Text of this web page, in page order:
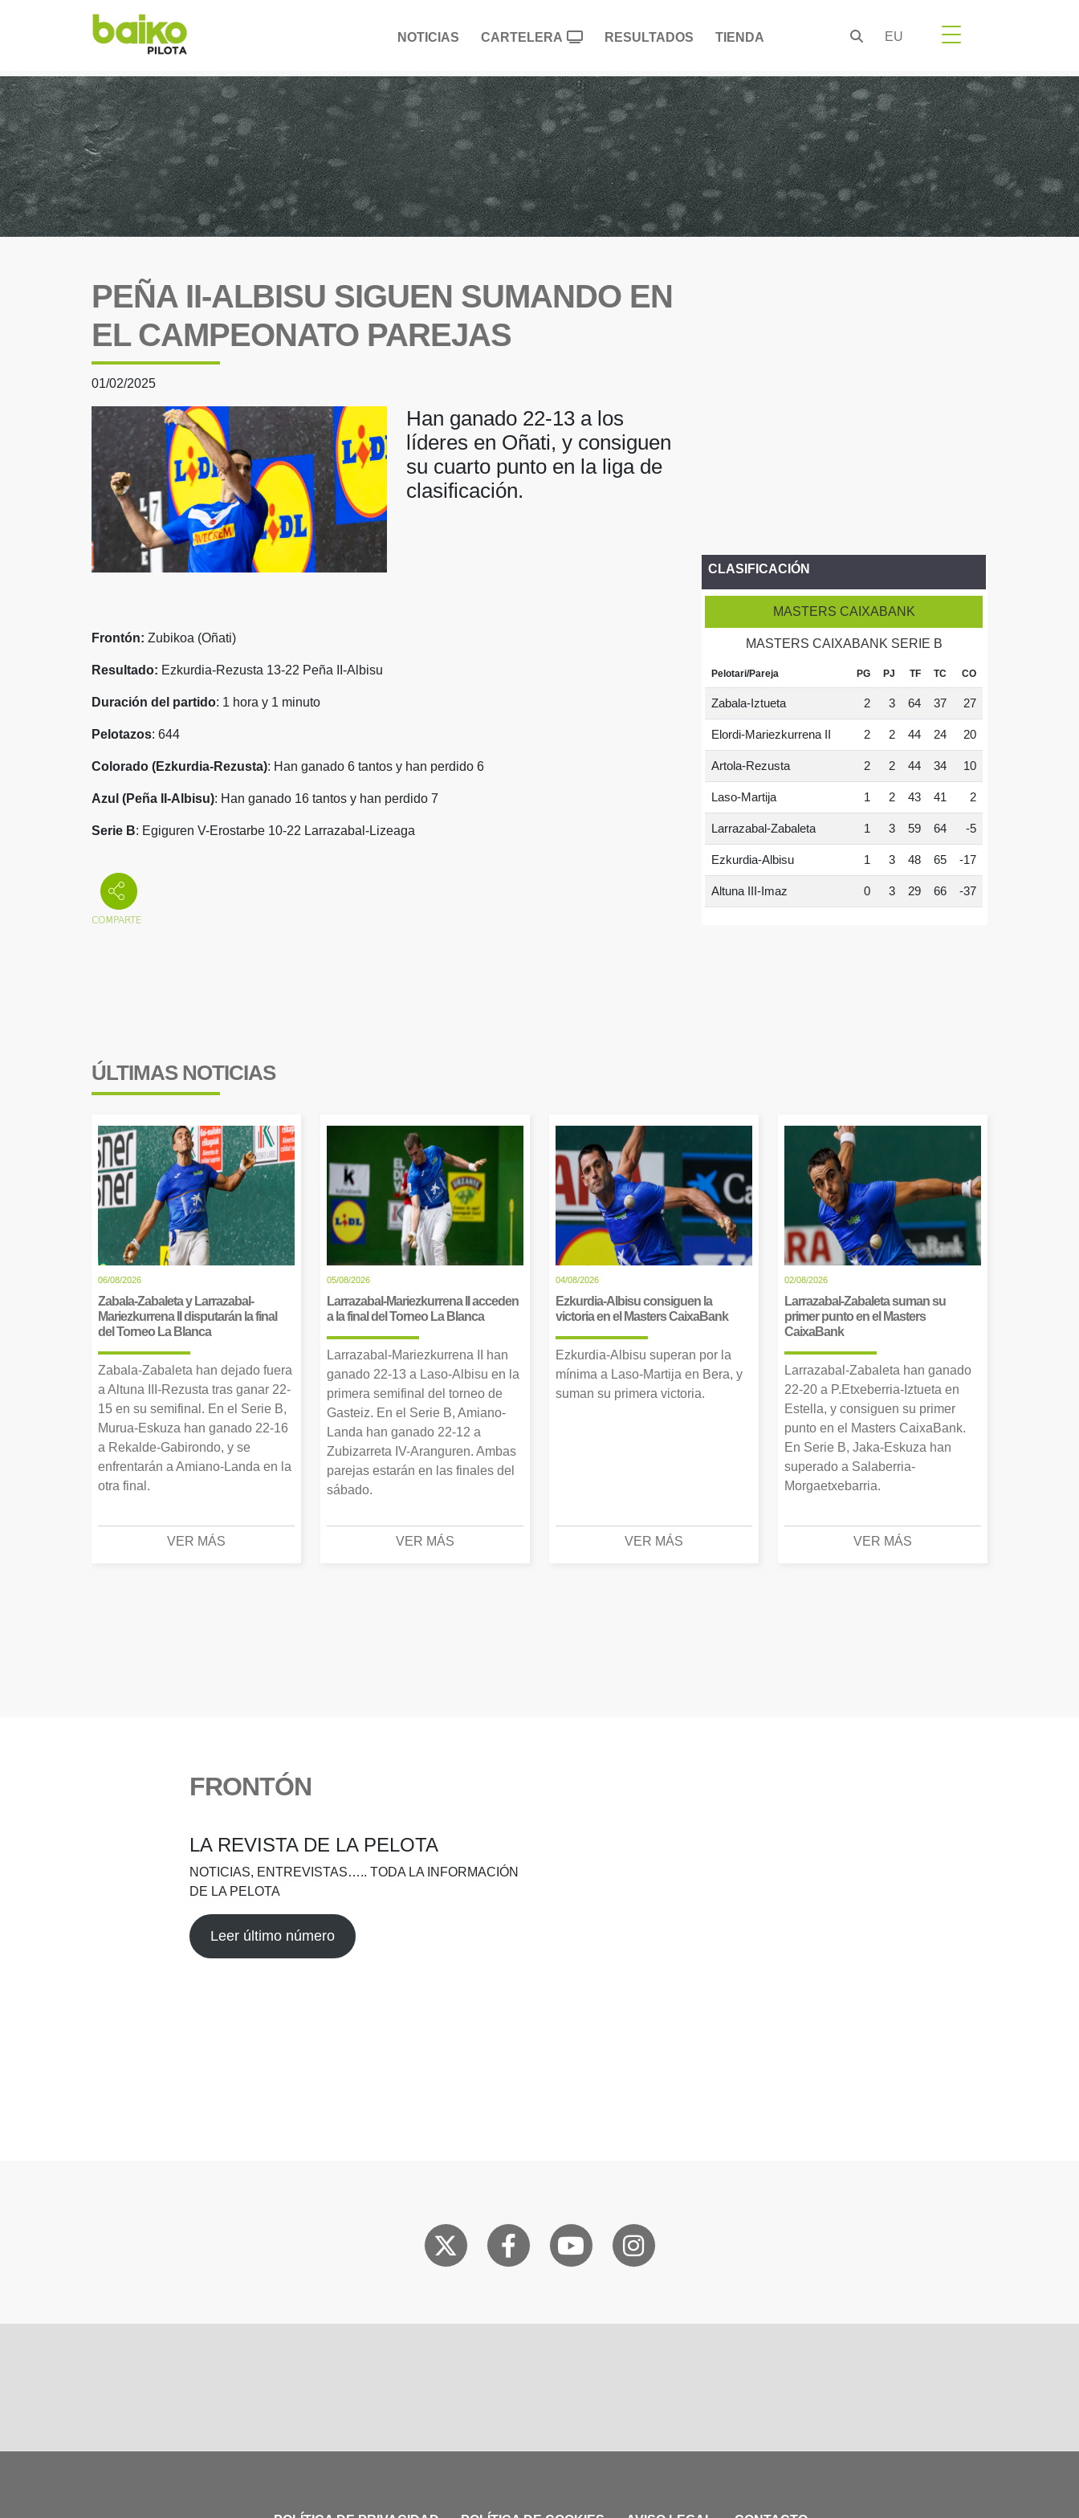
NOTICIAS CARTELERA RESULTADOS TIENDA EU
PEÑA II-ALBISU SIGUEN SUMANDO EN
EL CAMPEONATO PAREJAS
01/02/2025
Han ganado 22-13 a los
líderes en Oñati, y consiguen
su cuarto punto en la liga de
clasificación.
Frontón: Zubikoa (Oñati)
Resultado: Ezkurdia-Rezusta 13-22 Peña II-Albisu
Duración del partido: 1 hora y 1 minuto
Pelotazos: 644
Colorado (Ezkurdia-Rezusta): Han ganado 6 tantos y han perdido 6
Azul (Peña II-Albisu): Han ganado 16 tantos y han perdido 7
Serie B: Egiguren V-Erostarbe 10-22 Larrazabal-Lizeaga
CLASIFICACIÓN
MASTERS CAIXABANK
MASTERS CAIXABANK SERIE B
Pelotari/Pareja PG PJ TF TC CO
Zabala-Iztueta 2 3 64 37 27
Elordi-Mariezkurrena II 2 2 44 24 20
Artola-Rezusta 2 2 44 34 10
Laso-Martija 1 2 43 41 2
Larrazabal-Zabaleta 1 3 59 64 -5
Ezkurdia-Albisu 1 3 48 65 -17
Altuna III-Imaz 0 3 29 66 -37
ÚLTIMAS NOTICIAS
06/08/2026
Zabala-Zabaleta y Larrazabal-
Mariezkurrena II disputarán la final
del Torneo La Blanca
Zabala-Zabaleta han dejado fuera
a Altuna III-Rezusta tras ganar 22-
15 en su semifinal. En el Serie B,
Murua-Eskuza han ganado 22-16
a Rekalde-Gabirondo, y se
enfrentarán a Amiano-Landa en la
otra final.
VER MÁS
05/08/2026
Larrazabal-Mariezkurrena II acceden
a la final del Torneo La Blanca
Larrazabal-Mariezkurrena II han
ganado 22-13 a Laso-Albisu en la
primera semifinal del torneo de
Gasteiz. En el Serie B, Amiano-
Landa han ganado 22-12 a
Zubizarreta IV-Aranguren. Ambas
parejas estarán en las finales del
sábado.
VER MÁS
04/08/2026
Ezkurdia-Albisu consiguen la
victoria en el Masters CaixaBank
Ezkurdia-Albisu superan por la
mínima a Laso-Martija en Bera, y
suman su primera victoria.
VER MÁS
02/08/2026
Larrazabal-Zabaleta suman su
primer punto en el Masters
CaixaBank
Larrazabal-Zabaleta han ganado
22-20 a P.Etxeberria-Iztueta en
Estella, y consiguen su primer
punto en el Masters CaixaBank.
En Serie B, Jaka-Eskuza han
superado a Salaberria-
Morgaetxebarria.
VER MÁS
FRONTÓN
LA REVISTA DE LA PELOTA
NOTICIAS, ENTREVISTAS….. TODA LA INFORMACIÓN
DE LA PELOTA
Leer último número